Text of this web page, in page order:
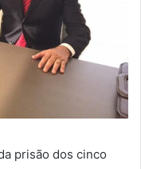
prisão dos cinco